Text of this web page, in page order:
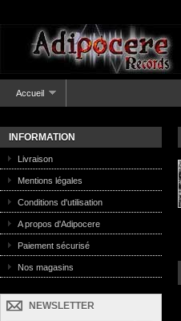
Accueil
INFORMATION
Livraison
Mentions légales
Conditions d'utilisation
A propos d'Adipocere
Paiement sécurisé
Nos magasins
NEWSLETTER